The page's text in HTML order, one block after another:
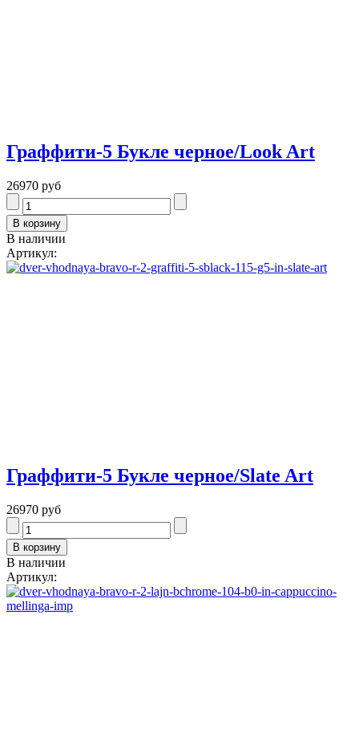
Граффити-5 Букле черное/Look Art
26970 руб
В наличии
Артикул:
Граффити-5 Букле черное/Slate Art
26970 руб
В наличии
Артикул: